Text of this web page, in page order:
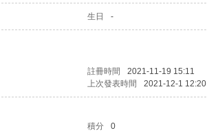
生日 -
註冊時間 2021-11-19 15:11
上次發表時間 2021-12-1 12:20
積分 0